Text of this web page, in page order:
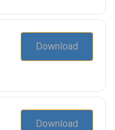
Download
Download